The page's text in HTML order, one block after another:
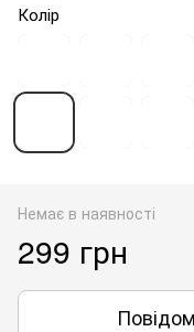
Колір
Немає в наявності
299 грн